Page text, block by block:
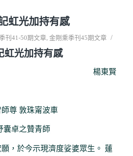
虹光加持有感
刊41-50期文章, 金剛乘季刊45期文章 /
虹光加持有感
楊東賢
尊 敦珠甯波車
囊卓之贊青師
，於今示現濟度娑婆眾生。 蓮